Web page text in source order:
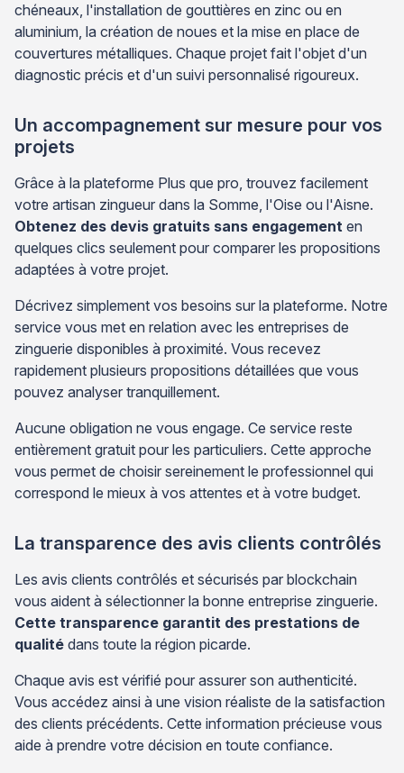
chéneaux, l'installation de gouttières en zinc ou en
aluminium, la création de noues et la mise en place de
couvertures métalliques. Chaque projet fait l'objet d'un
diagnostic précis et d'un suivi personnalisé rigoureux.
Un accompagnement sur mesure pour vos
projets
Grâce à la plateforme Plus que pro, trouvez facilement
votre artisan zingueur dans la Somme, l'Oise ou l'Aisne.
Obtenez des devis gratuits sans engagement en
quelques clics seulement pour comparer les propositions
adaptées à votre projet.
Décrivez simplement vos besoins sur la plateforme. Notre
service vous met en relation avec les entreprises de
zinguerie disponibles à proximité. Vous recevez
rapidement plusieurs propositions détaillées que vous
pouvez analyser tranquillement.
Aucune obligation ne vous engage. Ce service reste
entièrement gratuit pour les particuliers. Cette approche
vous permet de choisir sereinement le professionnel qui
correspond le mieux à vos attentes et à votre budget.
La transparence des avis clients contrôlés
Les avis clients contrôlés et sécurisés par blockchain
vous aident à sélectionner la bonne entreprise zinguerie.
Cette transparence garantit des prestations de
qualité dans toute la région picarde.
Chaque avis est vérifié pour assurer son authenticité.
Vous accédez ainsi à une vision réaliste de la satisfaction
des clients précédents. Cette information précieuse vous
aide à prendre votre décision en toute confiance.